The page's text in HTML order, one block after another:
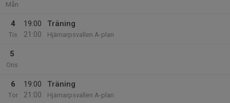
Mån
4
Tis
19:00
21:00
Träning
Hjärnarpsvallen A-plan
5
Ons
6
Tor
19:00
21:00
Träning
Hjärnarpsvallen A-plan